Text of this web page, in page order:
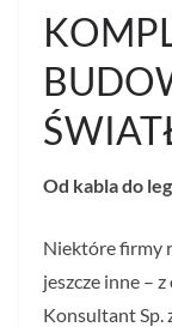
Od kabla do
Niektóre firmy
jeszcze inne –
Konsultant Sp.